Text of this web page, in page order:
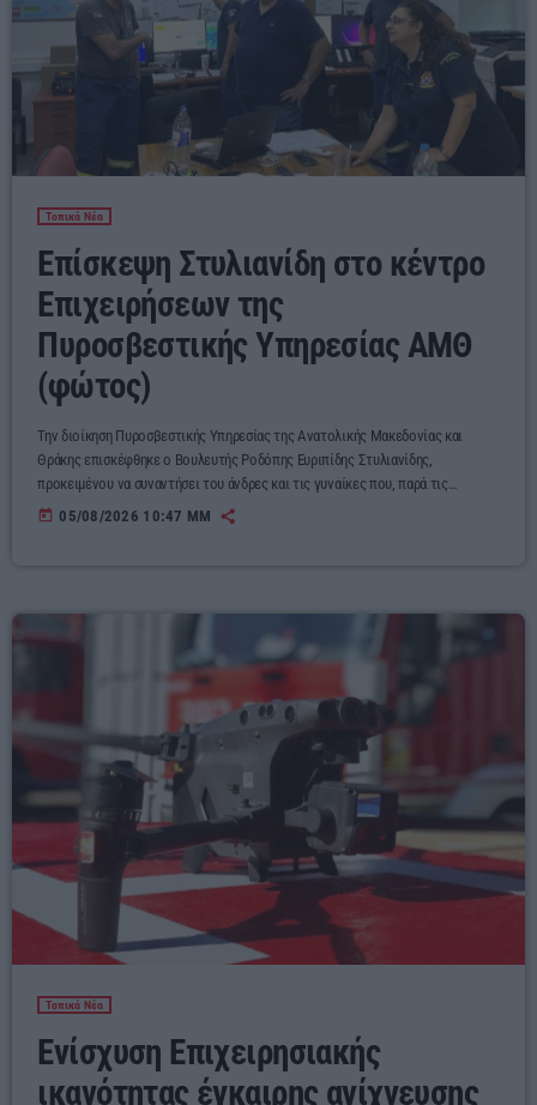
Τοπικά Νέα
Επίσκεψη Στυλιανίδη στο κέντρο
Επιχειρήσεων της
Πυροσβεστικής Υπηρεσίας ΑΜΘ
(φώτος)
Την διοίκηση Πυροσβεστικής Υπηρεσίας της Ανατολικής Μακεδονίας και
Θράκης επισκέφθηκε ο Βουλευτής Ροδόπης Ευριπίδης Στυλιανίδης,
προκειμένου να συναντήσει του άνδρες και τις γυναίκες που, παρά τις
αντίξοες συνθήκες της εποχής εργάζονται αδιάκοπα για την ασφάλεια της
today 05/08/2026 10:47 ΜΜ
Τοπικά Νέα
Ενίσχυση Επιχειρησιακής
ικανότητας έγκαιρης ανίχνευσης